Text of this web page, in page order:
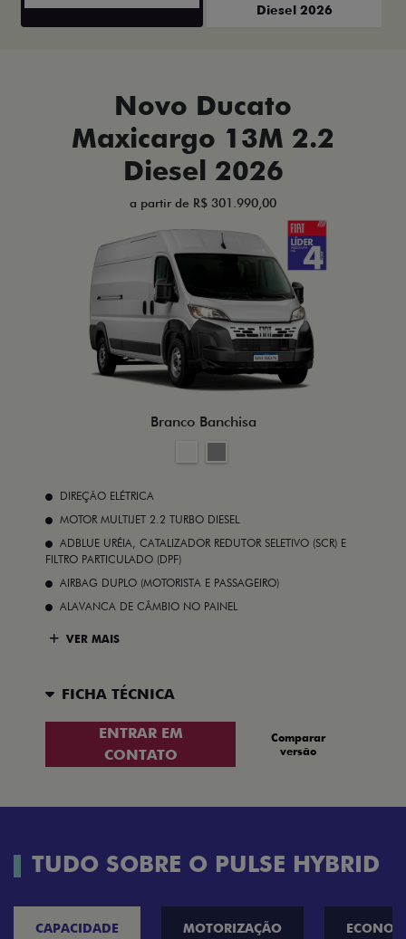
Diesel 2026
Novo Ducato
Maxicargo 13M 2.2
Diesel 2026
a partir de R$ 301.990,00
Branco Banchisa
DIREÇÃO ELÉTRICA
MOTOR MULTIJET 2.2 TURBO DIESEL
ADBLUE URÉIA, CATALIZADOR REDUTOR SELETIVO (SCR) E
FILTRO PARTICULADO (DPF)
AIRBAG DUPLO (MOTORISTA E PASSAGEIRO)
ALAVANCA DE CÂMBIO NO PAINEL
VER MAIS
FICHA TÉCNICA
ENTRAR EM
CONTATO
Comparar
versão
TUDO SOBRE O PULSE HYBRID
CAPACIDADE MOTORIZAÇÃO